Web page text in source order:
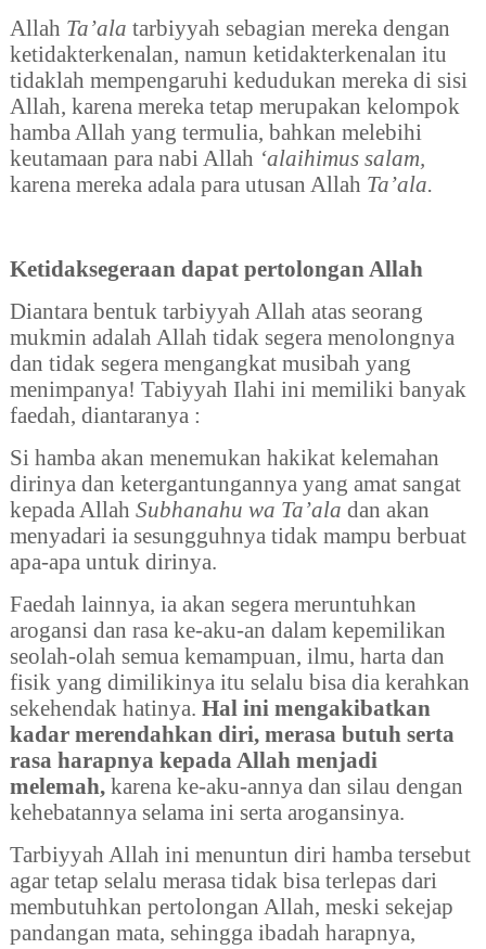
Allah Ta’ala tarbiyyah sebagian mereka dengan
ketidakterkenalan, namun ketidakterkenalan itu
tidaklah mempengaruhi kedudukan mereka di sisi
Allah, karena mereka tetap merupakan kelompok
hamba Allah yang termulia, bahkan melebihi
keutamaan para nabi Allah ‘alaihimus salam,
karena mereka adala para utusan Allah Ta’ala.
Ketidaksegeraan dapat pertolongan Allah
Diantara bentuk tarbiyyah Allah atas seorang
mukmin adalah Allah tidak segera menolongnya
dan tidak segera mengangkat musibah yang
menimpanya! Tabiyyah Ilahi ini memiliki banyak
faedah, diantaranya :
Si hamba akan menemukan hakikat kelemahan
dirinya dan ketergantungannya yang amat sangat
kepada Allah Subhanahu wa Ta’ala dan akan
menyadari ia sesungguhnya tidak mampu berbuat
apa-apa untuk dirinya.
Faedah lainnya, ia akan segera meruntuhkan
arogansi dan rasa ke-aku-an dalam kepemilikan
seolah-olah semua kemampuan, ilmu, harta dan
fisik yang dimilikinya itu selalu bisa dia kerahkan
sekehendak hatinya. Hal ini mengakibatkan
kadar merendahkan diri, merasa butuh serta
rasa harapnya kepada Allah menjadi
melemah, karena ke-aku-annya dan silau dengan
kehebatannya selama ini serta arogansinya.
Tarbiyyah Allah ini menuntun diri hamba tersebut
agar tetap selalu merasa tidak bisa terlepas dari
membutuhkan pertolongan Allah, meski sekejap
pandangan mata, sehingga ibadah harapnya,